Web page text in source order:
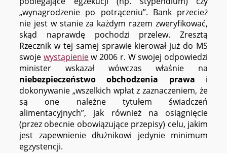
„wynagrodzenie po potrąceniu”. Bank przecież
nie jest w stanie za każdym razem zweryfikować,
skąd naprawdę pochodzi przelew. Zresztą
Rzecznik w tej samej sprawie kierował już do MS
swoje wystąpieniew 2006 r. W swojej odpowiedzi
minister wskazał wówczas właśnie na
niebezpieczeństwo obchodzenia prawa i
dokonywanie „wszelkich wpłat z zaznaczeniem, że
są one należne tytułem świadczeń
alimentacyjnych”, jak również na osiągnięcie
(przez obecnie obowiązujące przepisy) celu, jakim
jest zapewnienie dłużnikowi jedynie minimum
egzystencji.